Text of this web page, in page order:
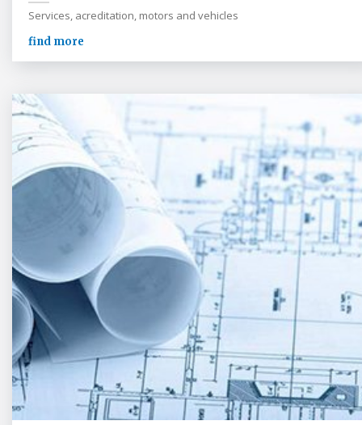
Services, acreditation, motors and vehicles
find more